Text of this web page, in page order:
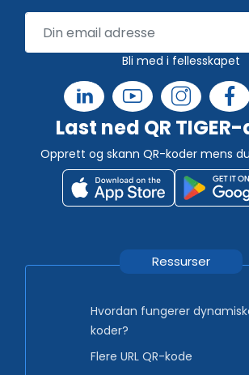
Bli med i fellesskapet
Last ned QR
Opprett og skann QR-koder mens
Ressurser
Hvordan fungerer
koder?
Flere URL QR-kode